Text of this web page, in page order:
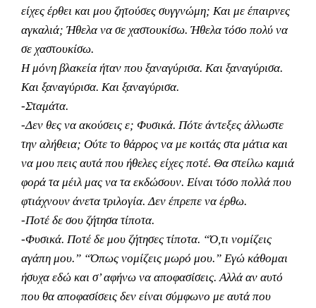
είχες έρθει και μου ζητούσες συγγνώμη; Και με έπαιρνες
αγκαλιά; Ήθελα να σε χαστουκίσω. Ήθελα τόσο πολύ να
σε χαστουκίσω.
Η μόνη βλακεία ήταν που ξαναγύρισα. Και ξαναγύρισα.
Και ξαναγύρισα. Και ξαναγύρισα.
-Σταμάτα.
-Δεν θες να ακούσεις ε; Φυσικά. Πότε άντεξες άλλωστε
την αλήθεια; Ούτε το θάρρος να με κοιτάς στα μάτια και
να μου πεις αυτά που ήθελες είχες ποτέ. Θα στείλω καμιά
φορά τα μέιλ μας να τα εκδώσουν. Είναι τόσο πολλά που
φτιάχνουν άνετα τριλογία. Δεν έπρεπε να έρθω.
-Ποτέ δε σου ζήτησα τίποτα.
-Φυσικά. Ποτέ δε μου ζήτησες τίποτα. “Ό,τι νομίζεις
αγάπη μου.” “Όπως νομίζεις μωρό μου.” Εγώ κάθομαι
ήσυχα εδώ και σ’ αφήνω να αποφασίσεις. Αλλά αν αυτό
που θα αποφασίσεις δεν είναι σύμφωνο με αυτά που